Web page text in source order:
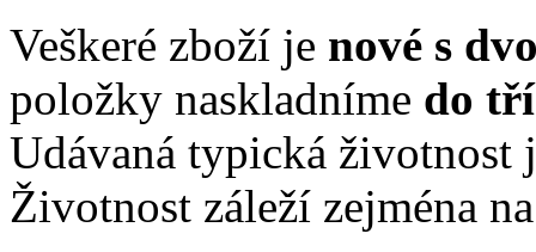
Veškeré zboží je nové s
položky naskladníme do
Udávaná typická životnost
Životnost záleží zejména